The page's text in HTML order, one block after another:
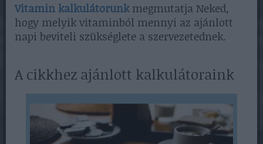
Vitamin kalkulátorunkmegmutatja Neked,
hogy melyik vitaminból mennyi az ajánlott
napi beviteli szükséglete a szervezetednek.
A cikkhez ajánlott kalkulátoraink